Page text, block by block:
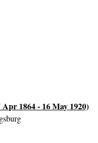
1864 - 16 May 1920)